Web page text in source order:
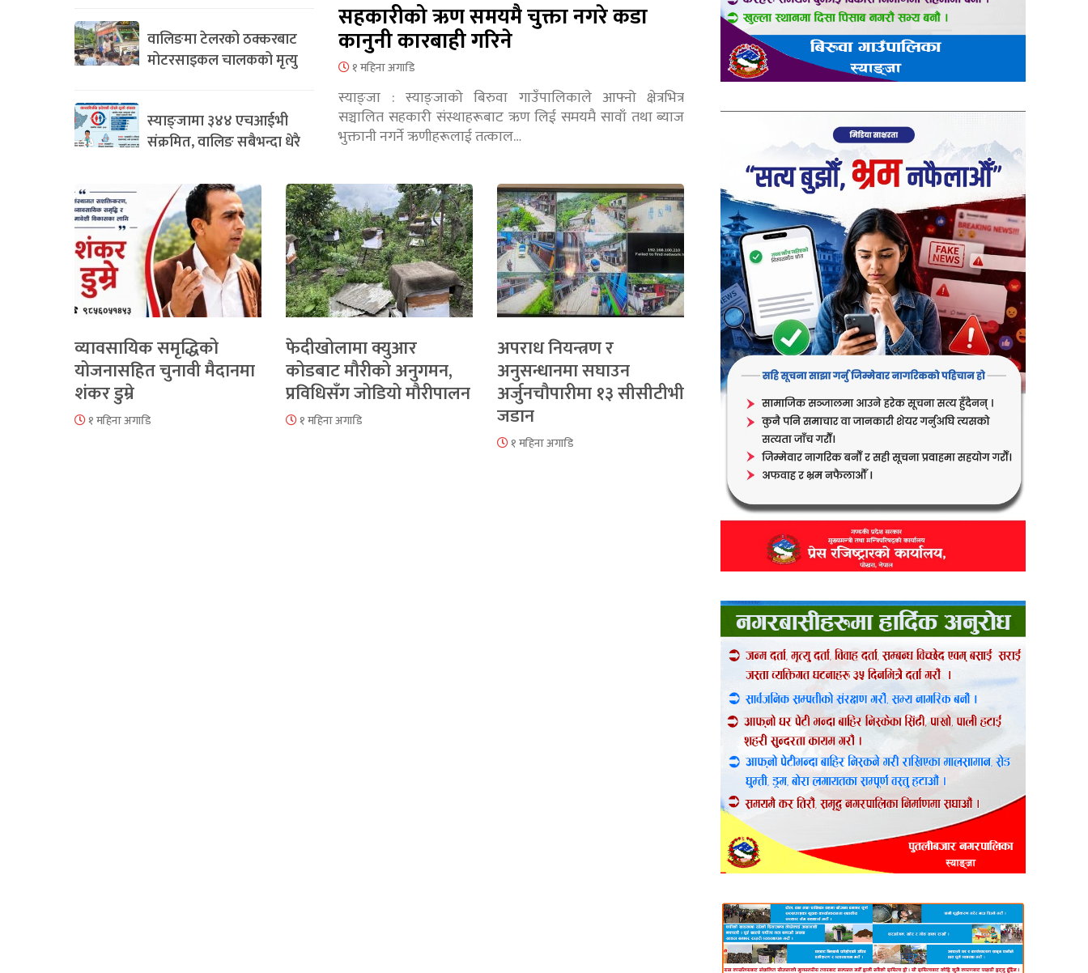
वालिङमा टेलरको ठक्करबाट
मोटरसाइकल चालकको मृत्यु
स्याङ्जामा ३४४ एचआईभी
संक्रमित, वालिङ सबैभन्दा धेरै
सहकारीको ऋण समयमै चुक्ता नगरे कडा
कानुनी कारबाही गरिने
१ महिना अगाडि
स्याङ्जा : स्याङ्जाको बिरुवा गाउँपालिकाले आफ्नो क्षेत्रभित्र
सञ्चालित सहकारी संस्थाहरूबाट ऋण लिई समयमै सावाँ तथा ब्याज
भुक्तानी नगर्ने ऋणीहरूलाई तत्काल…
व्यावसायिक समृद्धिको
योजनासहित चुनावी मैदानमा
शंकर डुम्रे
१ महिना अगाडि
फेदीखोलामा क्युआर
कोडबाट मौरीको अनुगमन,
प्रविधिसँग जोडियो मौरीपालन
१ महिना अगाडि
अपराध नियन्त्रण र
अनुसन्धानमा सघाउन
अर्जुनचौपारीमा १३ सीसीटीभी
जडान
१ महिना अगाडि